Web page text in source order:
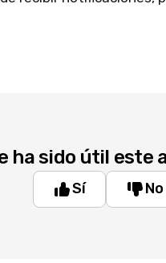
ha sido útil este
Sí No